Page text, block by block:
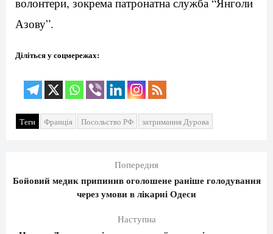
Азову”.
Діліться у соцмережах:
Теги Франція Посольство РФ затримання Дурова
Попередня
Бойовий медик припинив оголошене раніше голодування
через умови в лікарні Одеси
Наступна